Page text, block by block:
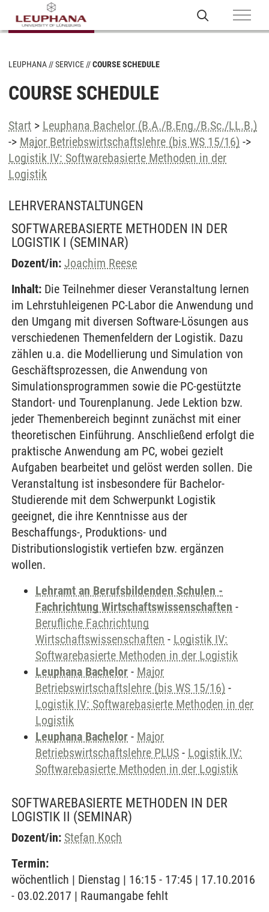
LEUPHANA SERVICE COURSE SCHEDULE
COURSE SCHEDULE
Start > Leuphana Bachelor (B.A./B.Eng./B.Sc./LL.B.)
-> Major Betriebswirtschaftslehre (bis WS 15/16) ->
Logistik IV: Softwarebasierte Methoden in der
Logistik
LEHRVERANSTALTUNGEN
SOFTWAREBASIERTE METHODEN IN DER
LOGISTIK I (SEMINAR)
Dozent/in: Joachim Reese
Inhalt: Die Teilnehmer dieser Veranstaltung lernen
im Lehrstuhleigenen PC-Labor die Anwendung und
den Umgang mit diversen Software-Lösungen aus
verschiedenen Themenfeldern der Logistik. Dazu
zählen u.a. die Modellierung und Simulation von
Geschäftsprozessen, die Anwendung von
Simulationsprogrammen sowie die PC-gestützte
Standort- und Tourenplanung. Jede Lektion bzw.
jeder Themenbereich beginnt zunächst mit einer
theoretischen Einführung. Anschließend erfolgt die
praktische Anwendung am PC, wobei gezielt
Aufgaben bearbeitet und gelöst werden sollen. Die
Veranstaltung ist insbesondere für Bachelor-
Studierende mit dem Schwerpunkt Logistik
geeignet, die ihre Kenntnisse aus der
Beschaffungs-, Produktions- und
Distributionslogistik vertiefen bzw. ergänzen
wollen.
Lehramt an Berufsbildenden Schulen -
Fachrichtung Wirtschaftswissenschaften -
Berufliche Fachrichtung
Wirtschaftswissenschaften - Logistik IV:
Softwarebasierte Methoden in der Logistik
Leuphana Bachelor - Major
Betriebswirtschaftslehre (bis WS 15/16) -
Logistik IV: Softwarebasierte Methoden in der
Logistik
Leuphana Bachelor - Major
Betriebswirtschaftslehre PLUS - Logistik IV:
Softwarebasierte Methoden in der Logistik
SOFTWAREBASIERTE METHODEN IN DER
LOGISTIK II (SEMINAR)
Dozent/in: Stefan Koch
Termin:
wöchentlich | Dienstag | 16:15 - 17:45 | 17.10.2016
- 03.02.2017 | Raumangabe fehlt